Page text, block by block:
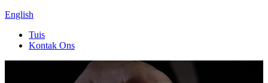
English
Tuis
Kontak Ons